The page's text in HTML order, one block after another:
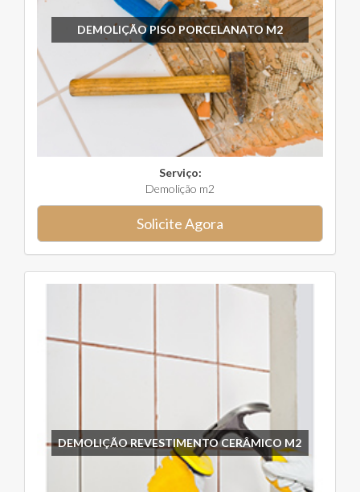
DEMOLIÇÃO PISO PORCELANATO M2
Serviço:
Demolição m2
Solicite Agora
DEMOLIÇÃO REVESTIMENTO CERÂMICO M2